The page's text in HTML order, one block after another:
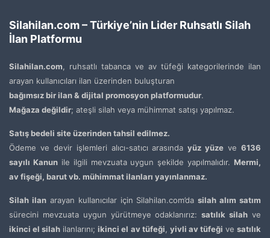
Silahilan.com – Türkiye’nin Lider Ruhsatlı Silah
İlan Platformu
Silahilan.com, ruhsatlı tabanca ve av tüfeği kategorilerinde ilan
arayan kullanıcıları ilan üzerinden buluşturan
bağımsız bir ilan & dijital promosyon platformudur.
Mağaza değildir; ateşli silah veya mühimmat satışı yapılmaz.
Satış bedeli site üzerinden tahsil edilmez.
Ödeme ve devir işlemleri alıcı-satıcı arasındayüz yüze ve6136
sayılı Kanunile ilgili mevzuata uygun şekilde yapılmalıdır. Mermi,
av fişeği, barut vb. mühimmat ilanları yayınlanmaz.
Silah ilanarayan kullanıcılar için Silahilan.com’dasilah alım satım
sürecini mevzuata uygun yürütmeye odaklanırız:satılık silah ve
ikinci el silah ilanlarını;ikinci el av tüfeği, yivli av tüfeği vesatılık